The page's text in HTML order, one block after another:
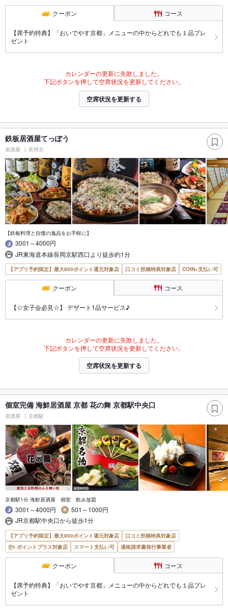
クーポン コース
【席予約特典】「おいでやす京都」メニューの中からどれでも１品プレ
ゼント
カレンダーの更新に失敗しました。
下記ボタンを押して空席状況を更新してください。
空席状況を更新する
鉄板居酒屋てっぽう
居酒屋 長岡京
【鉄板料理と自慢の逸品をお手軽に】
3001～4000円
JR東海道本線長岡京駅西口より徒歩約1分
【アプリ予約限定】最大800ポイント還元対象店 口コミ投稿特典対象店 COIN+支払い可
クーポン コース
【☆女子会必見☆】 デザート1品サービス♪
カレンダーの更新に失敗しました。
下記ボタンを押して空席状況を更新してください。
空席状況を更新する
個室完備 海鮮居酒屋 京都 花の舞 京都駅中央口
居酒屋 京都駅
京都駅1分 海鮮居酒屋 個室 飲み放題
3001～4000円
501～1000円
JR京都駅中央口から徒歩1分
【アプリ予約限定】最大800ポイント還元対象店
口コミ投稿特典対象店
ポイントプラス対象店
スマート支払い可 適格請求書発行事業者
クーポン コース
【席予約特典】「おいでやす京都」メニューの中からどれでも１品プレ
ゼント